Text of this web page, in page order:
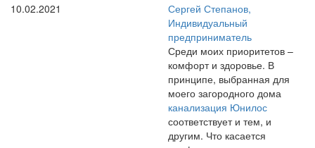
10.02.2021
Сергей Степанов,
Индивидуальный
предприниматель
Среди моих приоритетов –
комфорт и здоровье. В
принципе, выбранная для
моего загородного дома
канализация Юнилос
соответствует и тем, и
другим. Что касается